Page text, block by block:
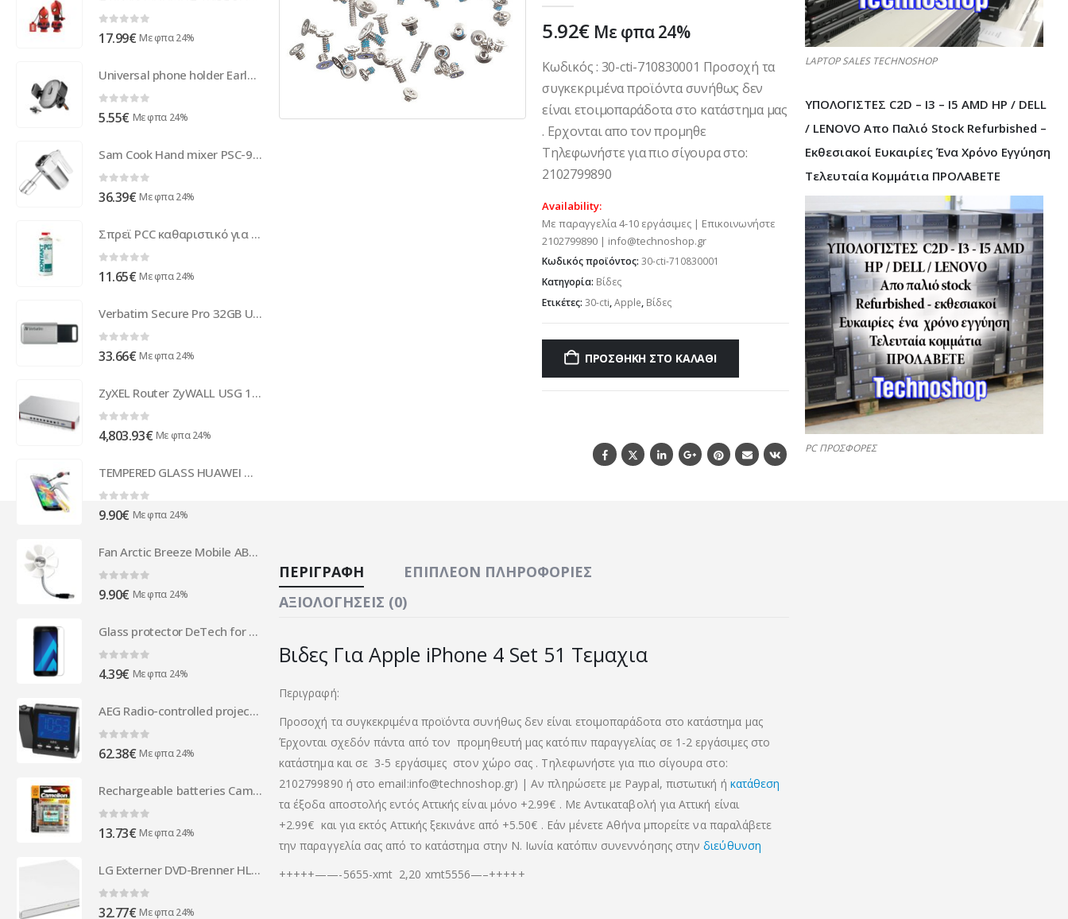
5.92€ Με φπα 24%
Κωδικός : 30-cti-710830001 Προσοχή τα
συγκεκριμένα προϊόντα συνήθως δεν
είναι ετοιμοπαράδοτα στο κατάστημα μας
. Ερχονται απο τον προμηθε
Τηλεφωνήστε για πιο σίγουρα στο:
2102799890
Availability:
Με παραγγελία 4-10 εργάσιμες | Επικοινωνήστε
2102799890 | info@technoshop.gr
Κωδικός προϊόντος: 30-cti-710830001
Κατηγορία: Βίδες
Ετικέτες: 30-cti,Apple, Βίδες
ΠΡΟΣΘΉΚΗ ΣΤΟ ΚΑΛΆΘΙ
ΠΕΡΙΓΡΑΦΉ
ΕΠΙΠΛΈΟΝ ΠΛΗΡΟΦΟΡΊΕΣ
ΑΞΙΟΛΟΓΉΣΕΙΣ (0)
Βιδες Για Apple iPhone 4 Set 51 Τεμαχια
Περιγραφή:
Προσοχή τα συγκεκριμένα προϊόντα συνήθως δεν είναι ετοιμοπαράδοτα στο κατάστημα μας
Έρχονται σχεδόν πάντα από τον προμηθευτή μας κατόπιν παραγγελίας σε 1-2 εργάσιμες στο
κατάστημα και σε 3-5 εργάσιμες στον χώρο σας . Τηλεφωνήστε για πιο σίγουρα στο:
2102799890 ή στο email:info@technoshop.gr) | Αν πληρώσετε με Paypal, πιστωτική ή κατάθεση
τα έξοδα αποστολής εντός Αττικής είναι μόνο +2.99€ . Με Αντικαταβολή για Αττική είναι
+2.99€ και για εκτός Αττικής ξεκινάνε από +5.50€ . Εάν μένετε Αθήνα μπορείτε να παραλάβετε
την παραγγελία σας από το κατάστημα στην Ν. Ιωνία κατόπιν συνεννόησης στηνδιεύθυνση
+++++——-5655-xmt 2,20 xmt5556—–+++++
0 out of 5
17.99€ Με φπα 24%
Universal phone holder Earldom ET-EH242, Black - 17785
0 out of 5
5.55€ Με φπα 24%
Sam Cook Hand mixer PSC-90/W (White)
0 out of 5
36.39€ Με φπα 24%
Σπρεϊ PCC καθαριστικό για τυπωμένα κυκλώματα με βουρτσάκι 200ml
0 out of 5
11.65€ Με φπα 24%
Verbatim Secure Pro 32GB USB 3.0 (3.1 Gen 1) USB Type-A connector Silver USB flash drive 98665
0 out of 5
33.66€ Με φπα 24%
ZyXEL Router ZyWALL USG 1900 UTM Bundle 250x SSL VPN USG1900-EU0102F
0out of 5
4,803.93€ Με φπα 24%
TEMPERED GLASS HUAWEI MATE 20 PRO
0 out of 5
9.90€ Με φπα 24%
Fan Arctic Breeze Mobile ABACO-BZG00-01000
0 out of 5
9.90€ Με φπα 24%
Glass protector DeTech for Samsung Galaxy J4, 0.3mm, Transperant - 52471
0out of 5
4.39€ Με φπα 24%
AEG Radio-controlled projection clock radio MRC 4122 F N Black
0out of 5
62.38€ Με φπα 24%
Rechargeable batteries Camelion AA Mignon 2500mAH (4 Pcs)
0 out of 5
13.73€ Με φπα 24%
LG Externer DVD-Brenner HLDS GP57EW40 Slim USB white GP57EW40
0 out of 5
32.77€ Με φπα 24%
LAPTOP SALES TECHNOSHOP
ΥΠΟΛΟΓΙΣΤΕΣ C2D – I3 – I5 AMD HP / DELL
/ LENOVO Απο Παλιό Stock Refurbished –
Εκθεσιακοί Ευκαιρίες Ένα Χρόνο Εγγύηση
Τελευταία Κομμάτια ΠΡΟΛΑΒΕΤΕ
PC ΠΡΟΣΦΟΡΕΣ